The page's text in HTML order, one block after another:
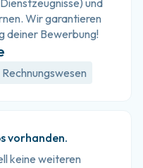
und
Wir garantieren
deiner Bewerbung!
Rechnungswesen
vorhanden.
keine weiteren